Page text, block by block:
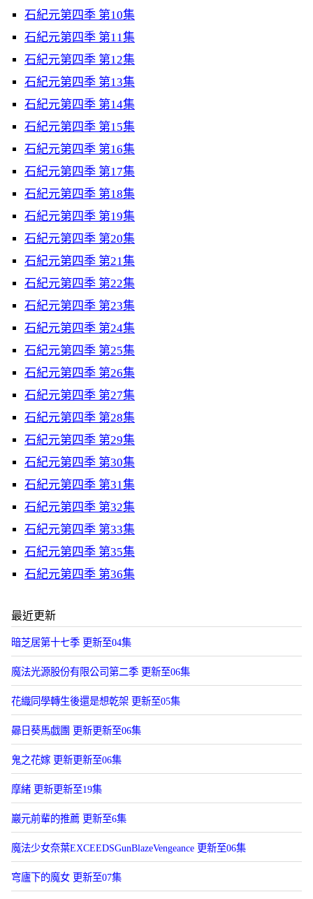
石紀元第四季 第10集
石紀元第四季 第11集
石紀元第四季 第12集
石紀元第四季 第13集
石紀元第四季 第14集
石紀元第四季 第15集
石紀元第四季 第16集
石紀元第四季 第17集
石紀元第四季 第18集
石紀元第四季 第19集
石紀元第四季 第20集
石紀元第四季 第21集
石紀元第四季 第22集
石紀元第四季 第23集
石紀元第四季 第24集
石紀元第四季 第25集
石紀元第四季 第26集
石紀元第四季 第27集
石紀元第四季 第28集
石紀元第四季 第29集
石紀元第四季 第30集
石紀元第四季 第31集
石紀元第四季 第32集
石紀元第四季 第33集
石紀元第四季 第35集
石紀元第四季 第36集
最近更新
暗芝居第十七季 更新至04集
魔法光源股份有限公司第二季 更新至06集
花織同學轉生後還是想乾架 更新至05集
曏日葵馬戯團 更新更新至06集
鬼之花嫁 更新更新至06集
摩緒 更新更新至19集
巖元前輩的推薦 更新至6集
魔法少女奈葉EXCEEDSGunBlazeVengeance 更新至06集
穹廬下的魔女 更新至07集